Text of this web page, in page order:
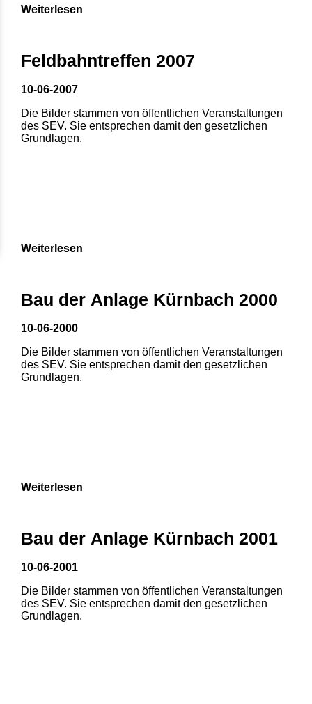
Weiterlesen
Feldbahntreffen 2007
10-06-2007
Die Bilder stammen von öffentlichen Veranstaltungen
des SEV. Sie entsprechen damit den gesetzlichen
Grundlagen.
Weiterlesen
Bau der Anlage Kürnbach 2000
10-06-2000
Die Bilder stammen von öffentlichen Veranstaltungen
des SEV. Sie entsprechen damit den gesetzlichen
Grundlagen.
Weiterlesen
Bau der Anlage Kürnbach 2001
10-06-2001
Die Bilder stammen von öffentlichen Veranstaltungen
des SEV. Sie entsprechen damit den gesetzlichen
Grundlagen.